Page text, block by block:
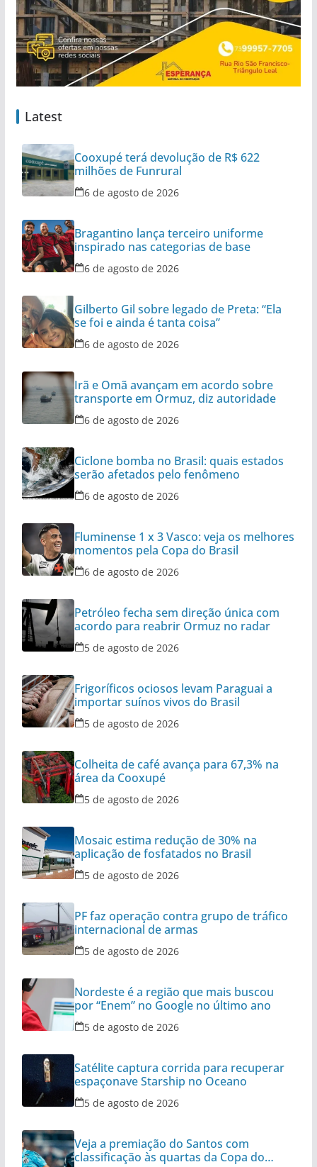
Latest
Cooxupé terá devolução de R$ 622
milhões de Funrural
6 de agosto de 2026
Bragantino lança terceiro uniforme
inspirado nas categorias de base
6 de agosto de 2026
Gilberto Gil sobre legado de Preta: “Ela
se foi e ainda é tanta coisa”
6 de agosto de 2026
Irã e Omã avançam em acordo sobre
transporte em Ormuz, diz autoridade
6 de agosto de 2026
Ciclone bomba no Brasil: quais estados
serão afetados pelo fenômeno
6 de agosto de 2026
Fluminense 1 x 3 Vasco: veja os melhores
momentos pela Copa do Brasil
6 de agosto de 2026
Petróleo fecha sem direção única com
acordo para reabrir Ormuz no radar
5 de agosto de 2026
Frigoríficos ociosos levam Paraguai a
importar suínos vivos do Brasil
5 de agosto de 2026
Colheita de café avança para 67,3% na
área da Cooxupé
5 de agosto de 2026
Mosaic estima redução de 30% na
aplicação de fosfatados no Brasil
5 de agosto de 2026
PF faz operação contra grupo de tráfico
internacional de armas
5 de agosto de 2026
Nordeste é a região que mais buscou
por “Enem” no Google no último ano
5 de agosto de 2026
Satélite captura corrida para recuperar
espaçonave Starship no Oceano
5 de agosto de 2026
Veja a premiação do Santos com
classificação às quartas da Copa do